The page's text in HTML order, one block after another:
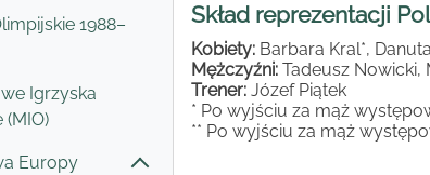
1988–
Igrzyska
(MIO)
Europy
Skład reprezentacji
Kobiety: Barbara Kral*,
Mężczyźni: Tadeusz Nowicki,
Trener: Józef Piątek
* Po wyjściu za mąż
** Po wyjściu za mąż